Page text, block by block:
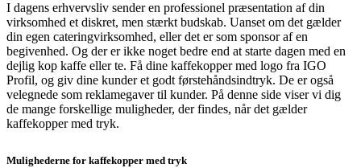
I dagens erhvervsliv sender en professionel præsentation af din
virksomhed et diskret, men stærkt budskab. Uanset om det gælder
din egen cateringvirksomhed, eller det er som sponsor af en
begivenhed. Og der er ikke noget bedre end at starte dagen med en
dejlig kop kaffe eller te. Få dine kaffekopper med logo fra IGO
Profil, og giv dine kunder et godt førstehåndsindtryk. De er også
velegnede som reklamegaver til kunder. På denne side viser vi dig
de mange forskellige muligheder, der findes, når det gælder
kaffekopper med tryk.
Mulighederne for kaffekopper med tryk